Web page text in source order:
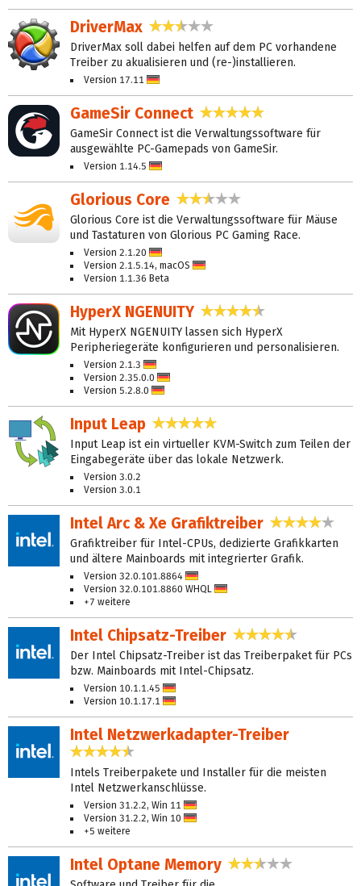
DriverMax 2,4 Sterne
DriverMax soll dabei helfen auf dem PC vorhandene
Treiber zu akualisieren und (re-)installieren.
Version 17.11
GameSir Connect
GameSir Connect ist die Verwaltungssoftware für
ausgewählte PC-Gamepads von GameSir.
Version 1.14.5
Glorious Core 2,7 Sterne
Glorious Core ist die Verwaltungssoftware für Mäuse
und Tastaturen von Glorious PC Gaming Race.
Version 2.1.20
Version 2.1.5.14, macOS
Version 1.1.36 Beta
HyperX NGENUITY 4,5 Sterne
Mit HyperX NGENUITY lassen sich HyperX
Peripheriegeräte konfigurieren und personalisieren.
Version 2.1.3
Version 2.35.0.0
Version 5.2.8.0
Input Leap
Input Leap ist ein virtueller KVM-Switch zum Teilen der
Eingabegeräte über das lokale Netzwerk.
Version 3.0.2
Version 3.0.1
Intel Arc & Xe Grafiktreiber 4,1
Grafiktreiber für Intel-CPUs, dedizierte Grafikkarten
und ältere Mainboards mit integrierter Grafik.
Version 32.0.101.8864
Version 32.0.101.8860 WHQL
+7 weitere
Intel Chipsatz-Treiber 4,4 Sterne
Der Intel Chipsatz-Treiber ist das Treiberpaket für PCs
bzw. Mainboards mit Intel-Chipsatz.
Version 10.1.1.45
Version 10.1.17.1
Intel Netzwerkadapter-Treiber
4,6 Sterne
Intels Treiberpakete und Installer für die meisten
Intel Netzwerkanschlüsse.
Version 31.2.2, Win 11
Version 31.2.2, Win 10
+5 weitere
Intel Optane Memory 2,7 Sterne